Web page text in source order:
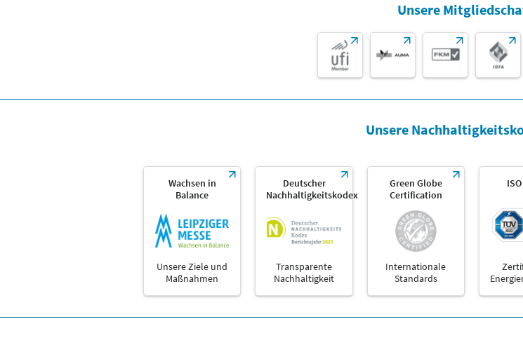
Unsere
Unsere
Wachsen in
Balance
Unsere Ziele und
Maßnahmen
Deutscher
Nachhaltigkeitskodex
Transparente
Nachhaltigkeit
Green Globe
Certification
Internationale
Standards